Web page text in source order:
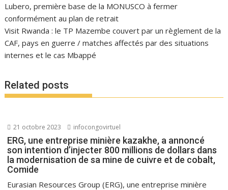
Lubero, première base de la MONUSCO à fermer
conformément au plan de retrait
Visit Rwanda : le TP Mazembe couvert par un règlement de la
CAF, pays en guerre / matches affectés par des situations
internes et le cas Mbappé
Related posts
21 octobre 2023 infocongovirtuel
ERG, une entreprise minière kazakhe, a annoncé
son intention d’injecter 800 millions de dollars dans
la modernisation de sa mine de cuivre et de cobalt,
Comide
Eurasian Resources Group (ERG), une entreprise minière